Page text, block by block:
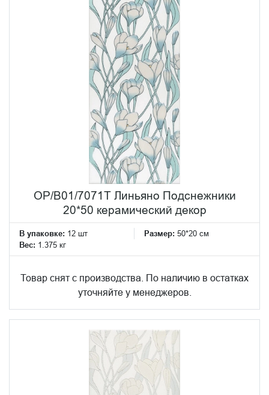
OP/B01/7071T Линьяно Подснежники
20*50 керамический декор
В упаковке: 12 шт Размер: 50*20 см
Вес: 1.375 кг
Товар снят с производства. По наличию в остатках
уточняйте у менеджеров.